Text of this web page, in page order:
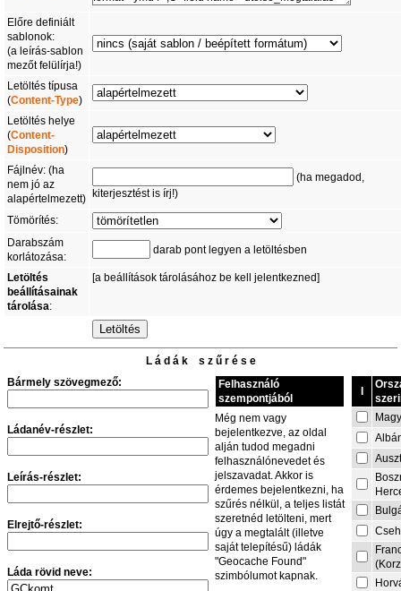
Előre definiált
sablonok:
(a leírás-sablon
mezőt felülírja!)
Letöltés típusa
(Content-Type)
Letöltés helye
(Content-
Disposition)
Fájlnév: (ha
nem jó az
alapértelmezett)
(ha megadod,
kiterjesztést is írj!)
Tömörítés:
Darabszám
korlátozása:
darab pont legyen a letöltésben
Letöltés
beállításainak
tárolása:
[a beállítások tárolásához be kell jelentkezned]
L á d á k s z ű r é s e
Bármely szövegmező:
Ládanév-részlet:
Leírás-részlet:
Elrejtő-részlet:
Láda rövid neve:
Felhasználó
szempontjából
Még nem vagy
bejelentkezve, az oldal
alján tudod megadni
felhasználónevedet és
jelszavadat. Akkor is
érdemes bejelentkezni, ha
szűrés nélkül, a teljes listát
szeretnéd letölteni, mert
úgy a megtalált (illetve
saját telepítésű) ládák
"Geocache Found"
szimbólumot kapnak.